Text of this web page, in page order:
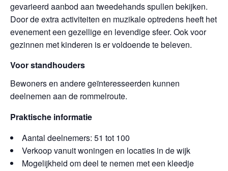
gevarieerd aanbod aan tweedehands spullen bekijken.
Door de extra activiteiten en muzikale optredens heeft het
evenement een gezellige en levendige sfeer. Ook voor
gezinnen met kinderen is er voldoende te beleven.
Voor standhouders
Bewoners en andere geïnteresseerden kunnen
deelnemen aan de rommelroute.
Praktische informatie
Aantal deelnemers: 51 tot 100
Verkoop vanuit woningen en locaties in de wijk
Mogelijkheid om deel te nemen met een kleedje